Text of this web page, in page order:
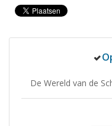
De Wereld van de